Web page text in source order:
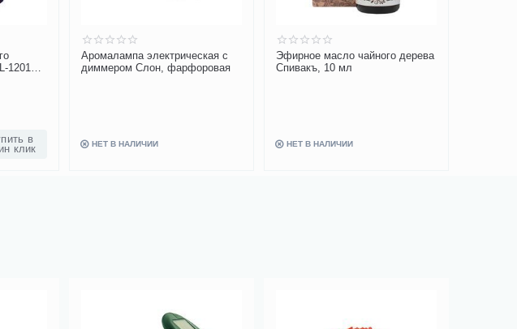
12012-
в
клик
Аромалампа электрическая с
диммером Слон, фарфоровая
НЕТ В НАЛИЧИИ
Эфирное масло чайного дерева
Спивакъ, 10 мл
НЕТ В НАЛИЧИИ